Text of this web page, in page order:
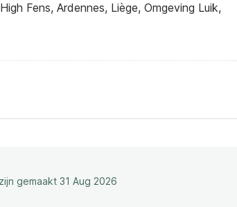
Fens, Ardennes, Liège, Omgeving Luik,
gemaakt 31 Aug 2026